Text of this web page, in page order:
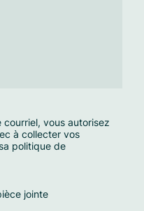
vous autorisez
à collecter vos
politique de
jointe